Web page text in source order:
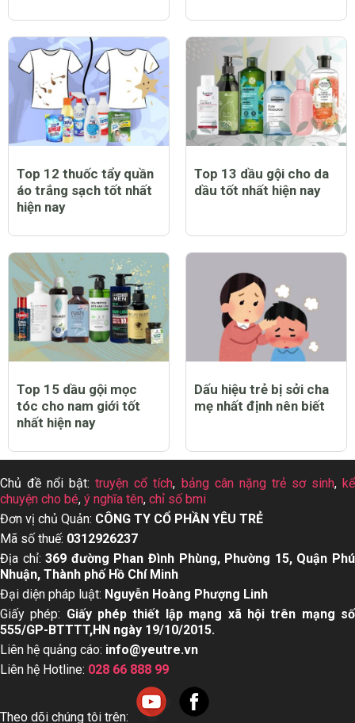
Top 12 thuốc tẩy quần
áo trắng sạch tốt nhất
hiện nay
Top 13 dầu gội cho da
dầu tốt nhất hiện nay
Top 15 dầu gội mọc
tóc cho nam giới tốt
nhất hiện nay
Dấu hiệu trẻ bị sởi cha
mẹ nhất định nên biết
Chủ đề nổi bật:truyện cổ tích, bảng cân nặng trẻ sơ sinh, kể
chuyện cho bé, ý nghĩa tên, chỉ số bmi
Đơn vị chủ Quản: CÔNG TY CỔ PHẦN YÊU TRẺ
Mã số thuế: 0312926237
Địa chỉ:369 đường Phan Đình Phùng, Phường 15, Quận Phú
Nhuận, Thành phố Hồ Chí Minh
Đại diện pháp luật: Nguyễn Hoàng Phượng Linh
Giấy phép: Giấy phép thiết lập mạng xã hội trên mạng số
555/GP-BTTTT,HN ngày 19/10/2015.
Liên hệ quảng cáo: info@yeutre.vn
Liên hệ Hotline: 028 66 888 99
Theo dõi chúng tôi trên: